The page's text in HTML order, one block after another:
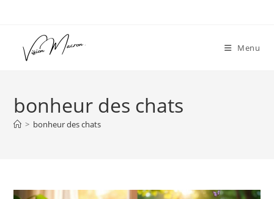
Menu
bonheur des chats
> bonheur des chats